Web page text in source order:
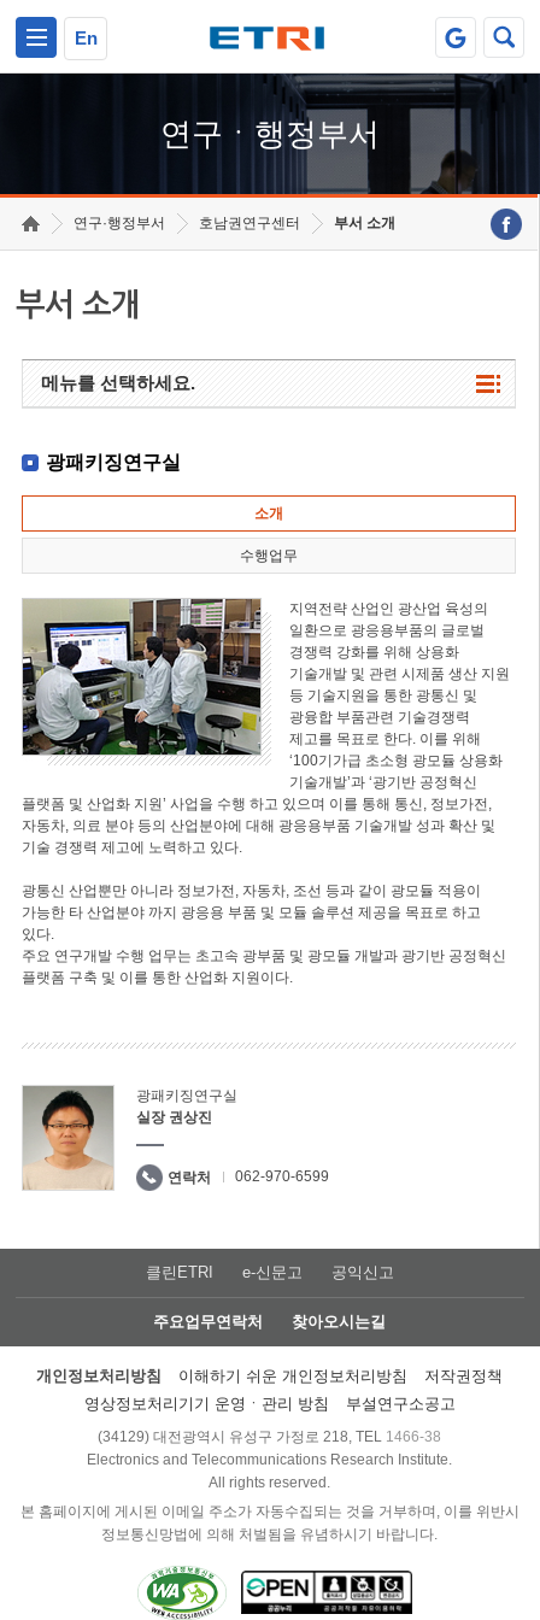
En
연구ㆍ행정부서
연구·행정부서 호남권연구센터 부서 소개
부서 소개
메뉴를 선택하세요.
광패키징연구실
소개
수행업무
지역전략 산업인 광산업 육성의
일환으로 광응용부품의 글로벌
경쟁력 강화를 위해 상용화
기술개발 및 관련 시제품 생산 지원
등 기술지원을 통한 광통신 및
광융합 부품관련 기술경쟁력
제고를 목표로 한다. 이를 위해
‘100기가급 초소형 광모듈 상용화
기술개발’과 ‘광기반 공정혁신
플랫폼 및 산업화 지원’ 사업을 수행 하고 있으며 이를 통해 통신, 정보가전,
자동차, 의료 분야 등의 산업분야에 대해 광응용부품 기술개발 성과 확산 및
기술 경쟁력 제고에 노력하고 있다.
광통신 산업뿐만 아니라 정보가전, 자동차, 조선 등과 같이 광모듈 적용이
가능한 타 산업분야 까지 광응용 부품 및 모듈 솔루션 제공을 목표로 하고
있다.
주요 연구개발 수행 업무는 초고속 광부품 및 광모듈 개발과 광기반 공정혁신
플랫폼 구축 및 이를 통한 산업화 지원이다.
광패키징연구실
실장 권상진
연락처 062-970-6599
클린ETRI e-신문고 공익신고
주요업무연락처 찾아오시는길
개인정보처리방침 이해하기 쉬운 개인정보처리방침
저작권정책
영상정보처리기기 운영ㆍ관리 방침
부설연구소공고
(34129) 대전광역시 유성구 가정로 218, TEL 1466-38
Electronics and Telecommunications Research Institute.
All rights reserved.
본 홈페이지에 게시된 이메일 주소가 자동수집되는 것을 거부하며, 이를 위반시
정보통신망법에 의해 처벌됨을 유념하시기 바랍니다.